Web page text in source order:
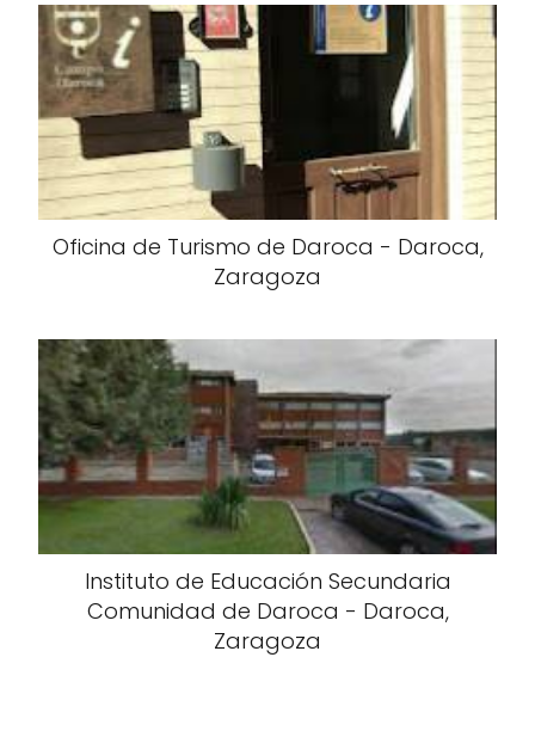
Oficina de Turismo de Daroca - Daroca,
Zaragoza
Instituto de Educación Secundaria
Comunidad de Daroca - Daroca,
Zaragoza